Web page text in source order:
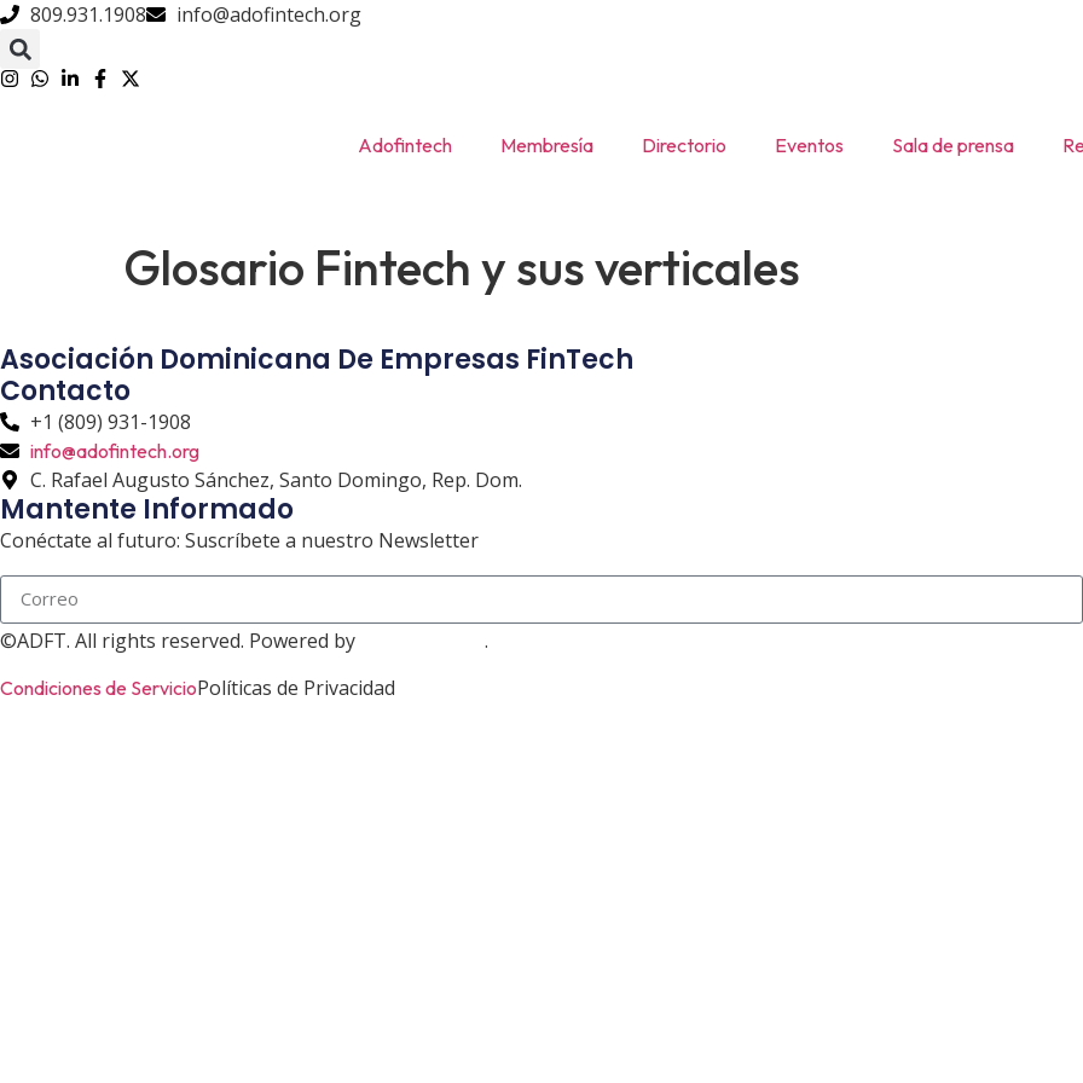
809.931.1908 info@adofintech.org
Adofintech Membresía Directorio Eventos Sala de prensa
Glosario Fintech y sus verticales
Asociación Dominicana De Empresas FinTech
Contacto
+1 (809) 931-1908
info@adofintech.org
C. Rafael Augusto Sánchez, Santo Domingo, Rep. Dom.
Mantente Informado
Conéctate al futuro: Suscríbete a nuestro Newsletter
©ADFT. All rights reserved. Powered by .
Condiciones de ServicioPolíticas de Privacidad